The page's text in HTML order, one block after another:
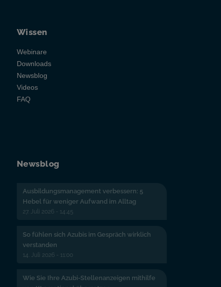
Wissen
Webinare
Downloads
Newsblog
Videos
FAQ
Newsblog
Ausbildungsmanagement verbessern: 5
Hebel für weniger Aufwand im Alltag
27. Juli 2026 - 14:45
So fühlen sich Azubis im Gespräch wirklich
verstanden
14. Juli 2026 - 11:00
Wie Sie Ihre Azubi-Stellenanzeigen mithilfe